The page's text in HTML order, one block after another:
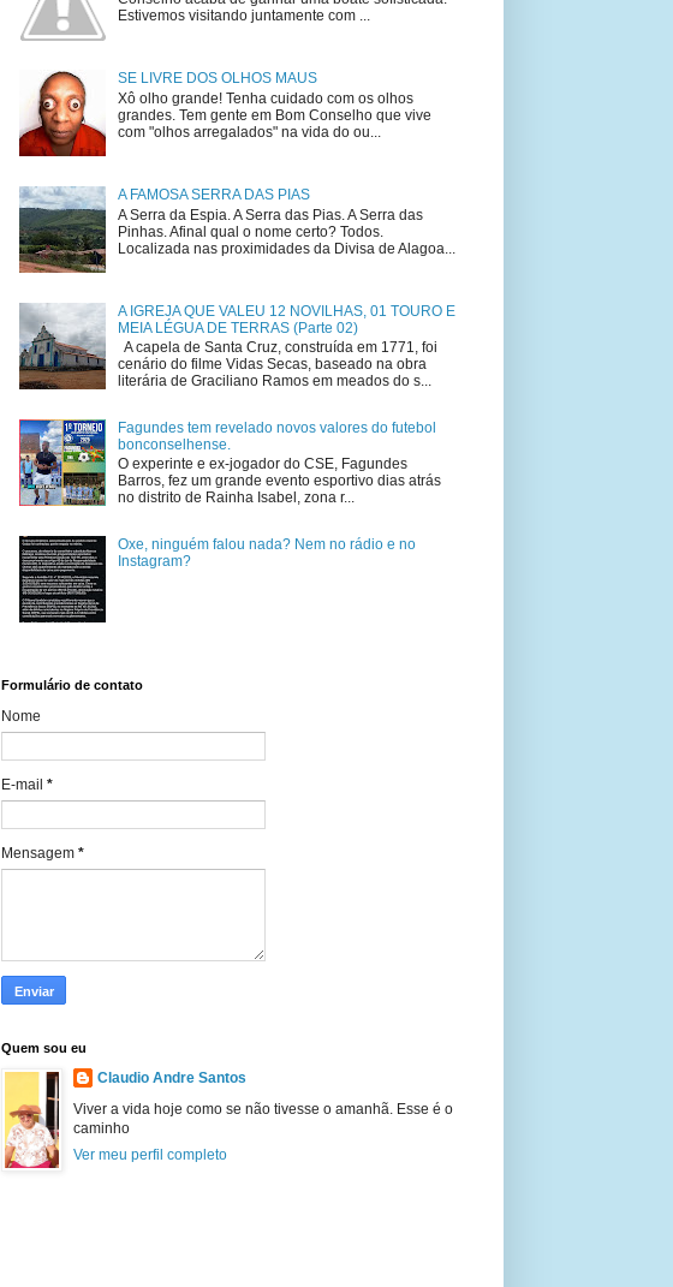
Estivemos visitando juntamente com ...
SE LIVRE DOS OLHOS MAUS
Xô olho grande! Tenha cuidado com os olhos
grandes. Tem gente em Bom Conselho que vive
com "olhos arregalados" na vida do ou...
A FAMOSA SERRA DAS PIAS
A Serra da Espia. A Serra das Pias. A Serra das
Pinhas. Afinal qual o nome certo? Todos.
Localizada nas proximidades da Divisa de Alagoa...
A IGREJA QUE VALEU 12 NOVILHAS, 01 TOURO E
MEIA LÉGUA DE TERRAS (Parte 02)
A capela de Santa Cruz, construída em 1771, foi
cenário do filme Vidas Secas, baseado na obra
literária de Graciliano Ramos em meados do s...
Fagundes tem revelado novos valores do futebol
bonconselhense.
O experinte e ex-jogador do CSE, Fagundes
Barros, fez um grande evento esportivo dias atrás
no distrito de Rainha Isabel, zona r...
Oxe, ninguém falou nada? Nem no rádio e no
Instagram?
Formulário de contato
Nome
E-mail *
Mensagem *
Quem sou eu
Claudio Andre Santos
Viver a vida hoje como se não tivesse o amanhã. Esse é o
caminho
Ver meu perfil completo